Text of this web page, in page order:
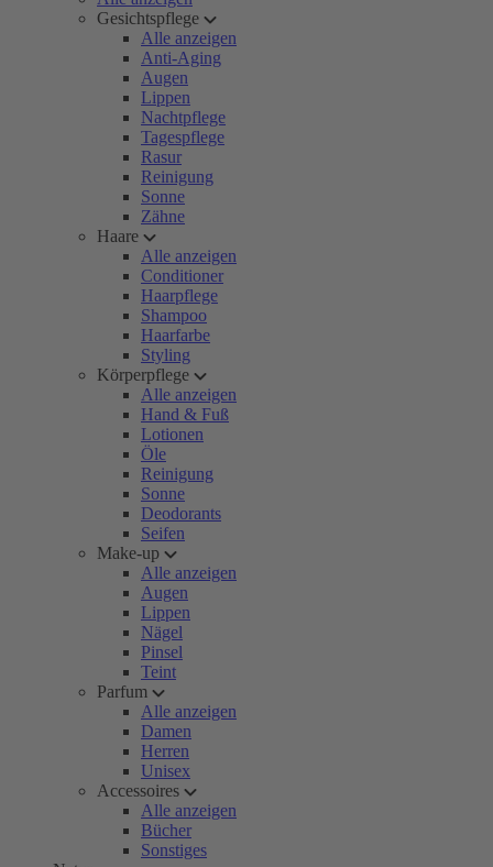
Gesichtspflege
Alle anzeigen
Anti-Aging
Augen
Lippen
Nachtpflege
Tagespflege
Rasur
Reinigung
Sonne
Zähne
Haare
Alle anzeigen
Conditioner
Haarpflege
Shampoo
Haarfarbe
Styling
Körperpflege
Alle anzeigen
Hand & Fuß
Lotionen
Öle
Reinigung
Sonne
Deodorants
Seifen
Make-up
Alle anzeigen
Augen
Lippen
Nägel
Pinsel
Teint
Parfum
Alle anzeigen
Damen
Herren
Unisex
Accessoires
Alle anzeigen
Bücher
Sonstiges